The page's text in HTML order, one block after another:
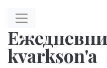
kvarkson'a